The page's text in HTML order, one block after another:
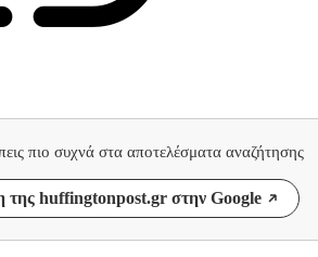
πιο συχνά στα αποτελέσματα αναζήτησης
της huffingtonpost.gr στην Google